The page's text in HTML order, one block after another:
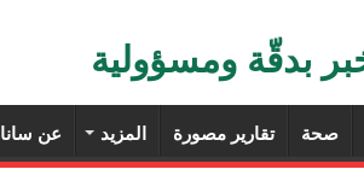
بدقّة ومسؤولية
صحة تقارير مصورة المزيد عن سانا